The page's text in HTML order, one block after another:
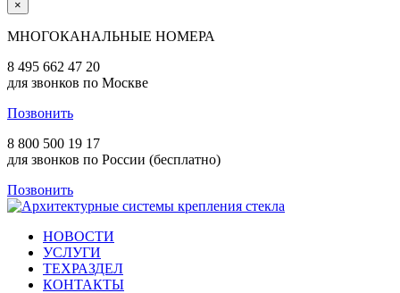
×
МНОГОКАНАЛЬНЫЕ НОМЕРА
8 495 662 47 20
для звонков по Москве
Позвонить
8 800 500 19 17
для звонков по России (бесплатно)
Позвонить
НОВОСТИ
УСЛУГИ
ТЕХРАЗДЕЛ
КОНТАКТЫ